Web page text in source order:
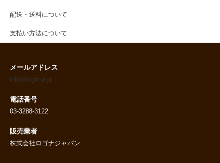
配送・送料について
支払い方法について
メールアドレス
info@logona.jp
電話番号
03-3288-3122
販売業者
株式会社ロゴナジャパン